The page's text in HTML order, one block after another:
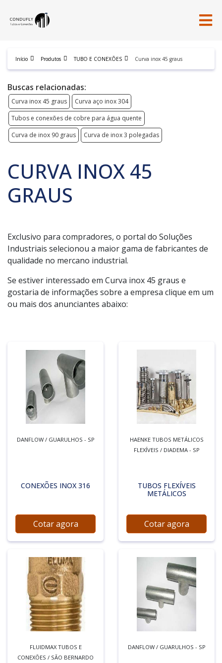
Início Produtos TUBO E CONEXÕES Curva inox 45 graus
Buscas relacionadas:
Curva inox 45 graus
Curva aço inox 304
Tubos e conexões de cobre para água quente
Curva de inox 90 graus
Curva de inox 3 polegadas
CURVA INOX 45
GRAUS
Exclusivo para compradores, o portal do Soluções
Industriais selecionou a maior gama de fabricantes de
qualidade no mercano industrial.
Se estiver interessado em Curva inox 45 graus e
gostaria de informações sobre a empresa clique em um
ou mais dos anunciantes abaixo:
DANFLOW / GUARULHOS - SP
CONEXÕES INOX 316
Cotar agora
HAENKE TUBOS METÁLICOS
FLEXÍVEIS / DIADEMA - SP
TUBOS FLEXÍVEIS
METÁLICOS
Cotar agora
FLUIDMAX TUBOS E
CONEXÕES / SÃO BERNARDO
DANFLOW / GUARULHOS - SP